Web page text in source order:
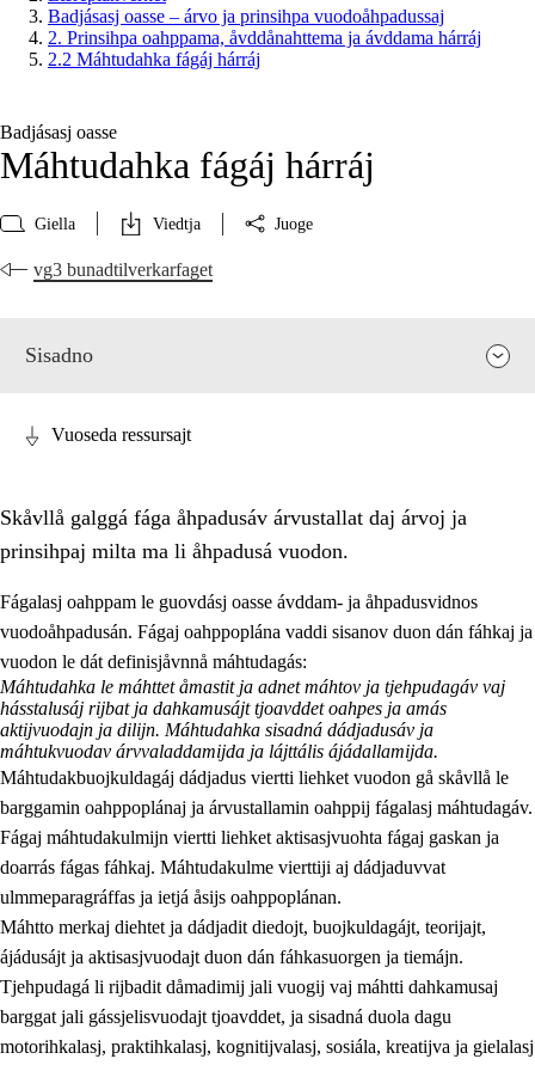
Badjásasj oasse – árvo ja prinsihpa vuodoåhpadussaj
2. Prinsihpa oahppama, åvddånahttema ja ávddama hárráj
2.2 Máhtudahka fágáj hárráj
Badjásasj oasse
Máhtudahka fágáj hárráj
Giella Viedtja Juoge
vg3 bunadtilverkarfaget
Sisadno
2. Prinsihpa oahppama, åvddånahttema ja ávddama hárráj
2.1 Sosiála oahppam ja åvddånibme
2.2 Máhtudahka fágáj hárráj
Vuodulasj tjehpudagá
2.4 Oahppat oahppat
Doaresfágalasj tiemá
Vuoseda ressursajt
Skåvllå galggá fága åhpadusáv árvustallat daj árvoj ja
prinsihpaj milta ma li åhpadusá vuodon.
Fágalasj oahppam le guovdásj oasse ávddam- ja åhpadusvidnos
vuodoåhpadusán. Fágaj oahppoplána vaddi sisanov duon dán fáhkaj ja
vuodon le dát definisjåvnnå máhtudagás:
Máhtudahka le máhttet åmastit ja adnet máhtov ja tjehpudagáv vaj
hásstalusáj rijbat ja dahkamusájt tjoavddet oahpes ja amás
aktijvuodajn ja dilijn. Máhtudahka sisadná dádjadusáv ja
máhtukvuodav árvvaladdamijda ja lájttális ájádallamijda.
Máhtudakbuojkuldagáj dádjadus viertti liehket vuodon gå skåvllå le
barggamin oahppoplánaj ja árvustallamin oahppij fágalasj máhtudagáv.
Fágaj máhtudakulmijn viertti liehket aktisasjvuohta fágaj gaskan ja
doarrás fágas fáhkaj. Máhtudakulme vierttiji aj dádjaduvvat
ulmmeparagráffas ja ietjá åsijs oahppoplánan.
Máhtto merkaj diehtet ja dádjadit diedojt, buojkuldagájt, teorijajt,
ájádusájt ja aktisasjvuodajt duon dán fáhkasuorgen ja tiemájn.
Tjehpudagá li rijbadit dåmadimij jali vuogij vaj máhtti dahkamusaj
barggat jali gássjelisvuodajt tjoavddet, ja sisadná duola dagu
motorihkalasj, praktihkalasj, kognitijvalasj, sosiála, kreatijva ja gielalasj